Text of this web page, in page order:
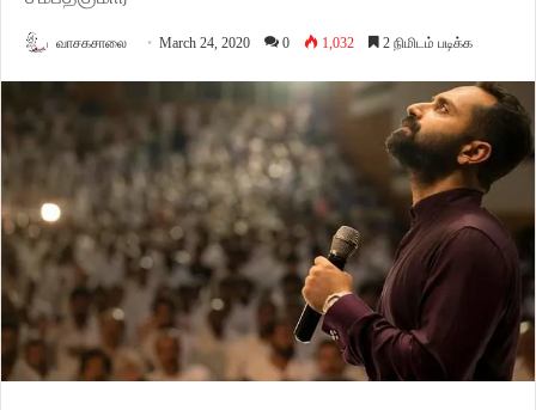
வாசகசாலை March 24, 2020 0 1,032 2 நிமிடம் படிக்க